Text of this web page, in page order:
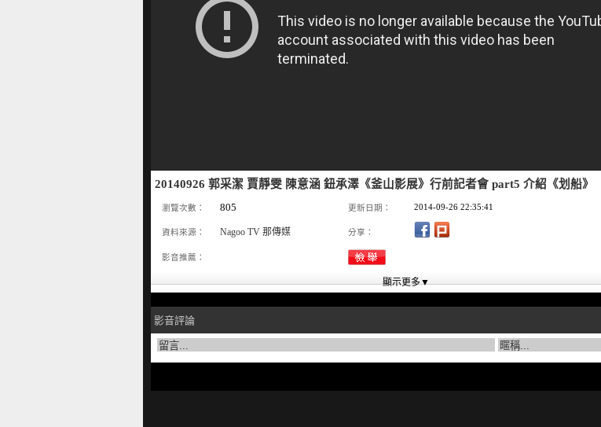
20140926 郭采潔 賈靜雯 陳意涵 鈕承澤《釜山影展》行前記者會 part5 介紹《划船》
瀏覽次數： 805 更新日期： 2014-09-26 22:35:41
資料來源： Nagoo TV 那傳媒 分享：
影音推薦：
影音評論